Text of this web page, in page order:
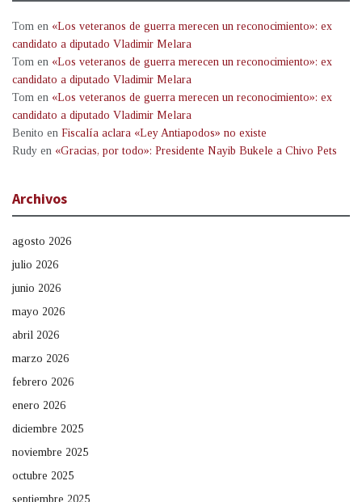
Tom en «Los veteranos de guerra merecen un reconocimiento»: ex
candidato a diputado Vladimir Melara
Tom en «Los veteranos de guerra merecen un reconocimiento»: ex
candidato a diputado Vladimir Melara
Tom en «Los veteranos de guerra merecen un reconocimiento»: ex
candidato a diputado Vladimir Melara
Benito en Fiscalía aclara «Ley Antiapodos» no existe
Rudy en «Gracias, por todo»: Presidente Nayib Bukele a Chivo Pets
Archivos
agosto 2026
julio 2026
junio 2026
mayo 2026
abril 2026
marzo 2026
febrero 2026
enero 2026
diciembre 2025
noviembre 2025
octubre 2025
septiembre 2025